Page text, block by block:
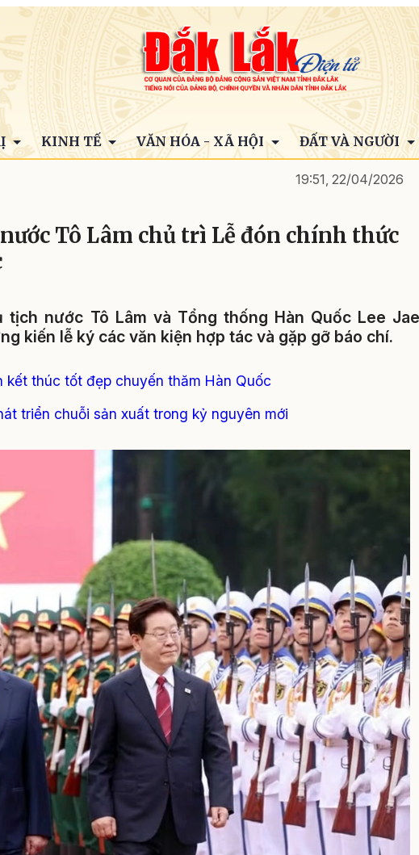
KINH TẾ VĂN HÓA - XÃ HỘI ĐẤT VÀ NGƯỜI
19:51, 22/04/2026
Tô Lâm chủ trì Lễ đón chính thức
tịch nước Tô Lâm và Tổng thống Hàn Quốc Lee Jae
kiến lễ ký các văn kiện hợp tác và gặp gỡ báo chí.
kết thúc tốt đẹp chuyến thăm Hàn Quốc
triển chuỗi sản xuất trong kỷ nguyên mới